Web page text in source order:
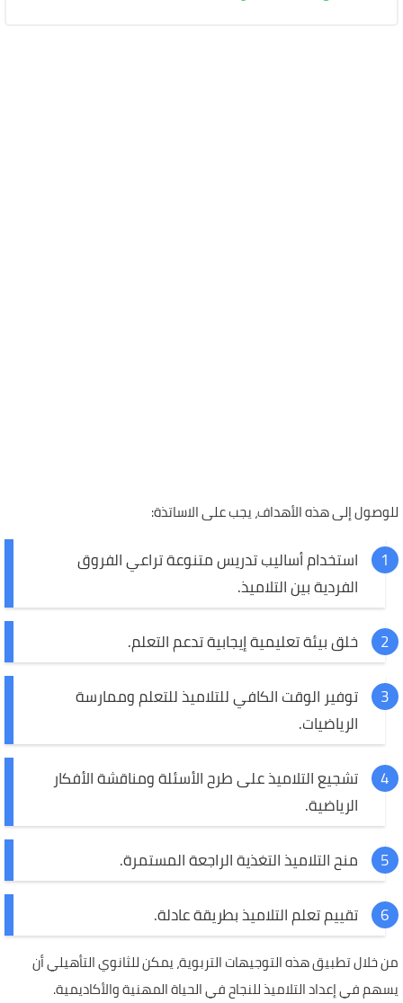
للوصول إلى هذه الأهداف، يجب على الاساتذة:
استخدام أساليب تدريس متنوعة تراعي الفروق
الفردية بين التلاميذ.
خلق بيئة تعليمية إيجابية تدعم التعلم.
توفير الوقت الكافي للتلاميذ للتعلم وممارسة
الرياضيات.
تشجيع التلاميذ على طرح الأسئلة ومناقشة الأفكار
الرياضية.
منح التلاميذ التغذية الراجعة المستمرة.
تقييم تعلم التلاميذ بطريقة عادلة.
من خلال تطبيق هذه التوجيهات التربوية، يمكن للثانوي التأهيلي أن
يسهم في إعداد التلاميذ للنجاح في الحياة المهنية والأكاديمية.